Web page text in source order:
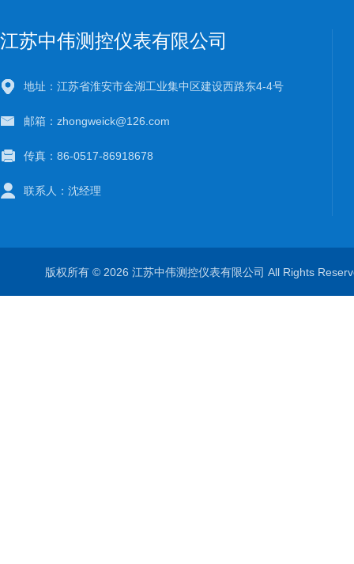
江苏中伟测控仪表有限公司
地址：江苏省淮安市金湖工业集中区建设西路东4-4号
邮箱：zhongweick@126.com
传真：86-0517-86918678
联系人：沈经理
版权所有 © 2026 江苏中伟测控仪表有限公司 All Rights